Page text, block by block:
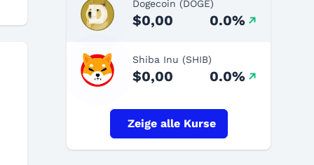
Dogecoin (DOGE)
$0,00 0.0%
Shiba Inu (SHIB)
$0,00 0.0%
Zeige alle Kurse